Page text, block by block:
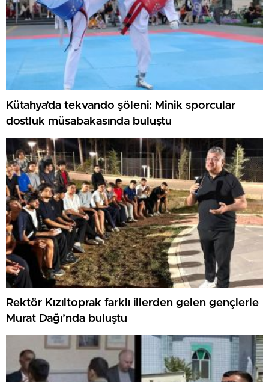
Kütahya’da tekvando şöleni: Minik sporcular
dostluk müsabakasında buluştu
Rektör Kızıltoprak farklı illerden gelen gençlerle
Murat Dağı’nda buluştu